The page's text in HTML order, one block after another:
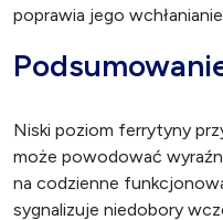
poprawia jego wchłanianie.
Niski poziom ferrytyny
może powodować
na codzienne
sygnalizuje niedobory